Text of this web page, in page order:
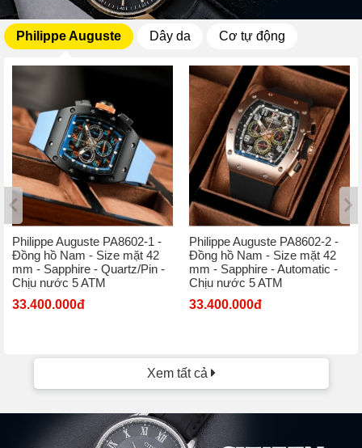
Philippe Auguste Dây da Cơ tự động
Philippe Auguste PA8602-1 -
Đồng hồ Nam - Size mặt 42
mm - Sapphire - Quartz/Pin -
Chịu nước 5 ATM
33.400.000đ
Philippe Auguste PA8602-2 -
Đồng hồ Nam - Size mặt 42
mm - Sapphire - Automatic -
Chịu nước 5 ATM
33.400.000đ
Xem tất cả